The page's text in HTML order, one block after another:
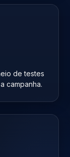
de testes
campanha.